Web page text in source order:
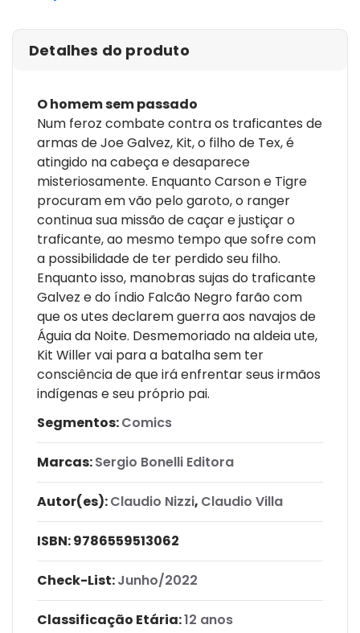
Detalhes do produto
O homem sem passado
Num feroz combate contra os traficantes de
armas de Joe Galvez, Kit, o filho de Tex, é
atingido na cabeça e desaparece
misteriosamente. Enquanto Carson e Tigre
procuram em vão pelo garoto, o ranger
continua sua missão de caçar e justiçar o
traficante, ao mesmo tempo que sofre com
a possibilidade de ter perdido seu filho.
Enquanto isso, manobras sujas do traficante
Galvez e do índio Falcão Negro farão com
que os utes declarem guerra aos navajos de
Águia da Noite. Desmemoriado na aldeia ute,
Kit Willer vai para a batalha sem ter
consciência de que irá enfrentar seus irmãos
indígenas e seu próprio pai.
Segmentos:Comics
Marcas:Sergio Bonelli Editora
Autor(es):Claudio Nizzi, Claudio Villa
ISBN:9786559513062
Check-List:Junho/2022
Classificação Etária:12 anos